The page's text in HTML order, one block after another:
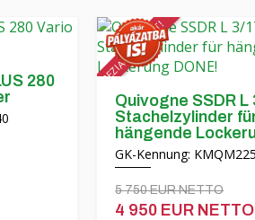
280
SPEZIALANGEBOT!
Quivogne SSDR L
Stachelzylinder
hängende
GK-Kennung:
5 750 EUR NETTO
4 950 EUR NETTO